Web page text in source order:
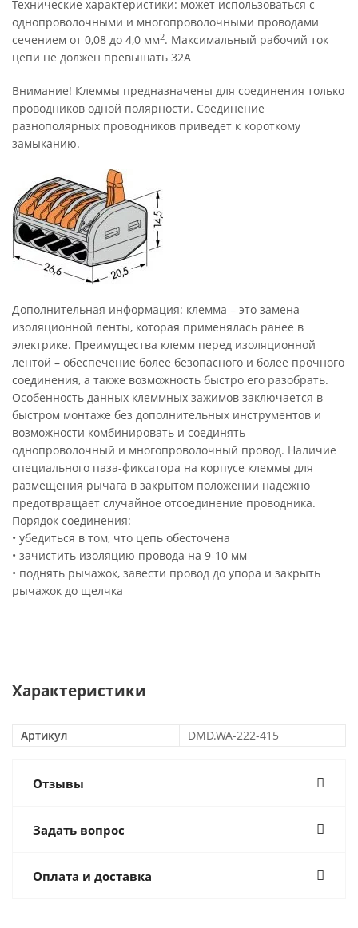
Технические характеристики: может использоваться с
однопроволочными и многопроволочными проводами
сечением от 0,08 до 4,0 мм2. Максимальный рабочий ток
цепи не должен превышать 32А
Внимание! Клеммы предназначены для соединения только
проводников одной полярности. Соединение
разнополярных проводников приведет к короткому
замыканию.
Дополнительная информация: клемма – это замена
изоляционной ленты, которая применялась ранее в
электрике. Преимущества клемм перед изоляционной
лентой – обеспечение более безопасного и более прочного
соединения, а также возможность быстро его разобрать.
Особенность данных клеммных зажимов заключается в
быстром монтаже без дополнительных инструментов и
возможности комбинировать и соединять
однопроволочный и многопроволочный провод. Наличие
специального паза-фиксатора на корпусе клеммы для
размещения рычага в закрытом положении надежно
предотвращает случайное отсоединение проводника.
Порядок соединения:
• убедиться в том, что цепь обесточена
• зачистить изоляцию провода на 9-10 мм
• поднять рычажок, завести провод до упора и закрыть
рычажок до щелчка
Характеристики
Артикул DMD.WA-222-415
Отзывы
Задать вопрос
Оплата и доставка